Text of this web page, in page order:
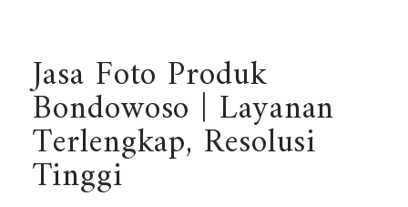
Jasa Foto Produk
Bondowoso | Layanan
Terlengkap, Resolusi
Tinggi